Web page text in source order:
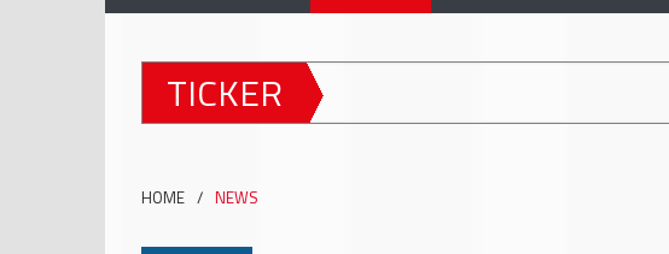
TICKER
HOME / NEWS